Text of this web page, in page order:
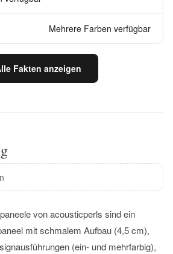
Mehrere Farben verfügbar
Fakten anzeigen
von acousticperls sind ein
mit schmalem Aufbau (4,5 cm),
(ein- und mehrfarbig),